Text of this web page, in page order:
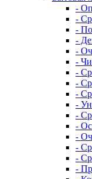
-
-
-
-
-
-
-
-
-
-
-
-
-
-
-
-